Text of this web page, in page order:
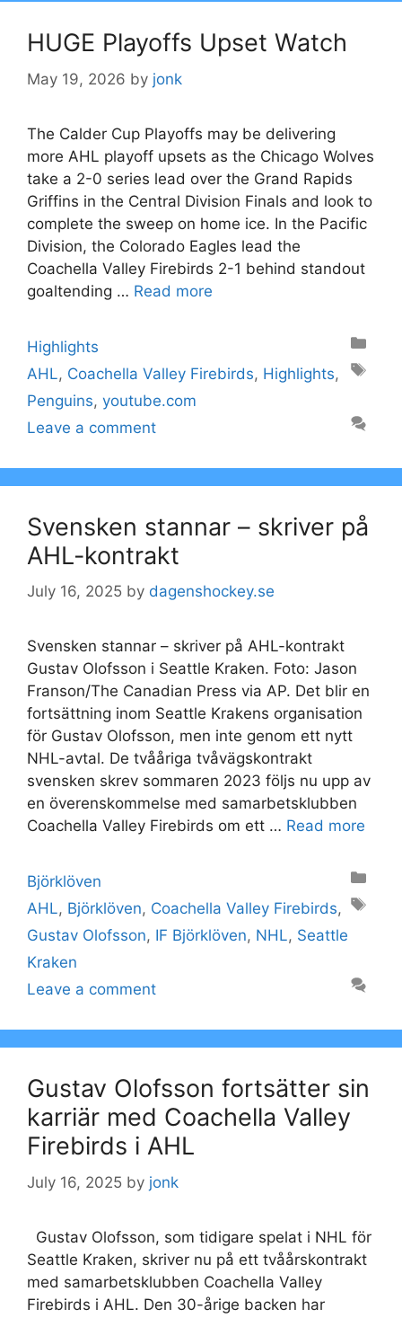
HUGE Playoffs Upset Watch
May 19, 2026 by jonk
The Calder Cup Playoffs may be delivering
more AHL playoff upsets as the Chicago Wolves
take a 2-0 series lead over the Grand Rapids
Griffins in the Central Division Finals and look to
complete the sweep on home ice. In the Pacific
Division, the Colorado Eagles lead the
Coachella Valley Firebirds 2-1 behind standout
goaltending … Read more
Categories
Highlights
Tags
AHL, Coachella Valley Firebirds, Highlights,
Penguins, youtube.com
Leave a comment
Svensken stannar – skriver på
AHL-kontrakt
July 16, 2025 by dagenshockey.se
Svensken stannar – skriver på AHL-kontrakt
Gustav Olofsson i Seattle Kraken. Foto: Jason
Franson/The Canadian Press via AP. Det blir en
fortsättning inom Seattle Krakens organisation
för Gustav Olofsson, men inte genom ett nytt
NHL-avtal. De tvååriga tvåvägskontrakt
svensken skrev sommaren 2023 följs nu upp av
en överenskommelse med samarbetsklubben
Coachella Valley Firebirds om ett … Read more
Categories
Björklöven
Tags
AHL, Björklöven, Coachella Valley Firebirds,
Gustav Olofsson, IF Björklöven, NHL, Seattle
Kraken
Leave a comment
Gustav Olofsson fortsätter sin
karriär med Coachella Valley
Firebirds i AHL
July 16, 2025 by jonk
Gustav Olofsson, som tidigare spelat i NHL för
Seattle Kraken, skriver nu på ett tvåårskontrakt
med samarbetsklubben Coachella Valley
Firebirds i AHL. Den 30-årige backen har